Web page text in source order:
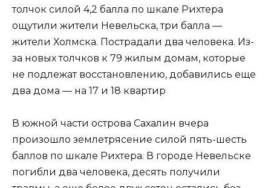
толчок силой 4,2 балла по шкале Рихтера
ощутили жители Невельска, три балла —
жители Холмска. Пострадали два человека. Из-
за новых толчков к 79 жилым домам, которые
не подлежат восстановлению, добавились еще
два дома — на 17 и 18 квартир
В южной части острова Сахалин вчера
произошло землетрясение силой пять-шесть
баллов по шкале Рихтера. В городе Невельске
погибли два человека, десять получили